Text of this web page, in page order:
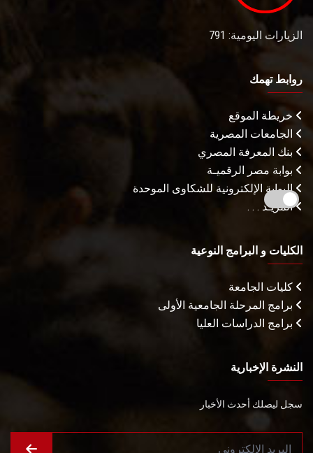
الزيارات اليومية: 791
روابط تهمك
خريطة الموقع
الجامعات المصرية
بنك المعرفة المصري
بوابة مصر الرقميـة
البوابة الإلكترونية للشكاوى الموحدة
المزيـد . . .
الكليات و البرامج النوعية
كليات الجامعة
برامج المرحلة الجامعية الأولى
برامج الدراسات العليا
النشرة الإخبارية
سجل ليصلك أحدث الأخبار